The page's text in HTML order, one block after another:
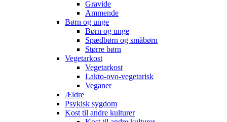
Gravide
Ammende
Børn og unge
Børn og unge
Spædbørn og småbørn
Større børn
Vegetarkost
Vegetarkost
Lakto-ovo-vegetarisk
Veganer
Ældre
Psykisk sygdom
Kost til andre kulturer